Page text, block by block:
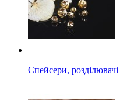
Спейсери, розділювачі